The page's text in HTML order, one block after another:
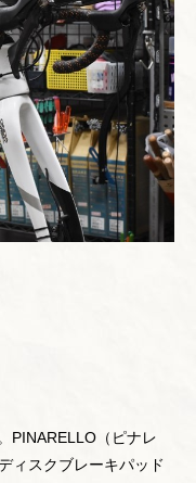
PINARELLO（ピナレ
ィスクブレーキパッド